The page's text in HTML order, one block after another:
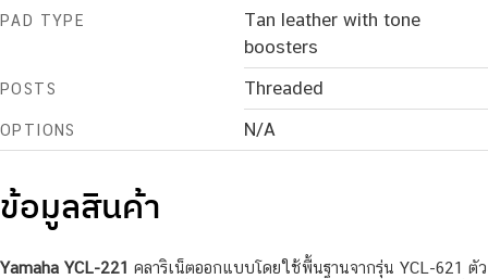
PAD TYPE
Tan leather with tone
boosters
POSTS Threaded
OPTIONS N/A
ข้อมูลสินค้า
Yamaha YCL-221 คลาริเน็ตออกแบบโดยใช้พื้นฐานจากรุ่น YCL-621 ตัว